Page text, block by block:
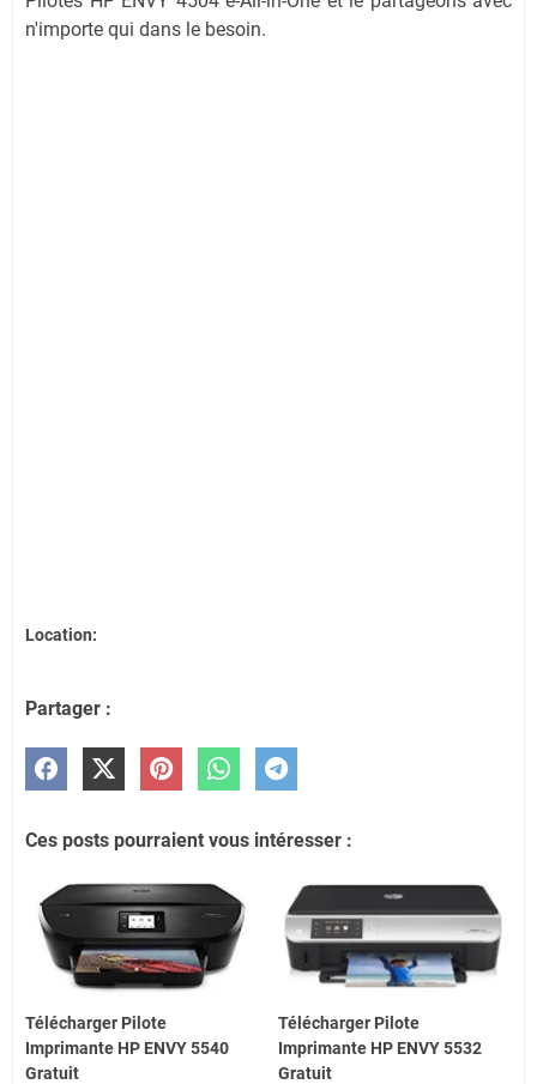
n'importe qui dans le besoin.
Location:
Partager :
Ces posts pourraient vous intéresser :
Télécharger Pilote
Imprimante HP ENVY 5540
Gratuit
Télécharger Pilote
Imprimante HP ENVY 5532
Gratuit